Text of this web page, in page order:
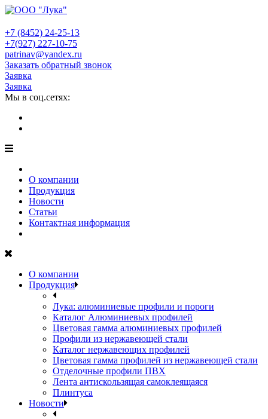
+7 (8452) 24-25-13
+7(927) 227-10-75
patrinav@yandex.ru
Заказать обратный звонок
Заявка
Заявка
Мы в соц.сетях:
О компании
Продукция
Новости
Статьи
Контактная информация
О компании
Продукция
Лука: алюминиевые профили и пороги
Каталог Алюминиевых профилей
Цветовая гамма алюминиевых профилей
Профили из нержавеющей стали
Каталог нержавеющих профилей
Цветовая гамма профилей из нержавеющей стали
Отделочные профили ПВХ
Лента антискользящая самоклеящаяся
Плинтуса
Новости